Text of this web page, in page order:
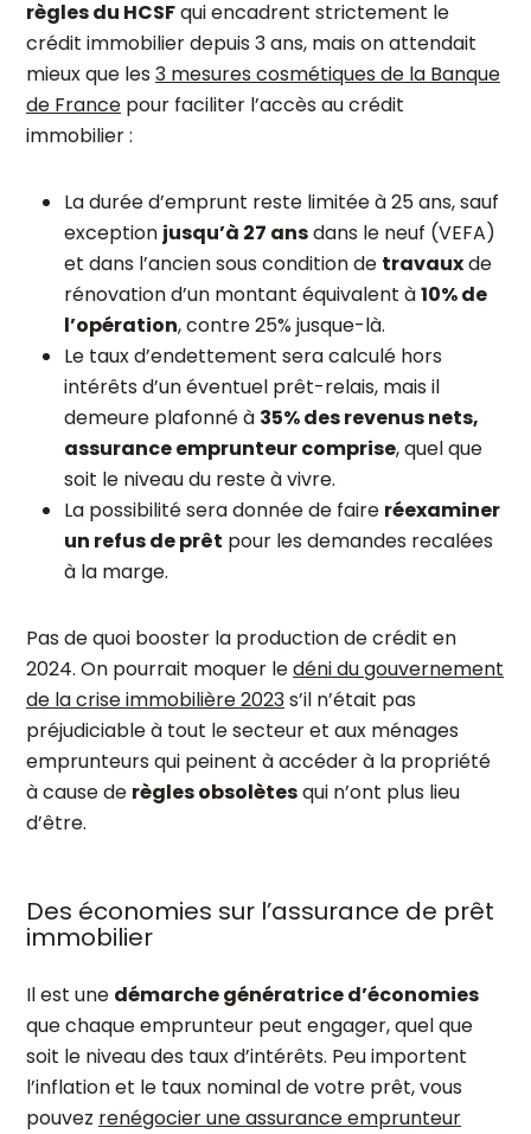
règles du HCSFqui encadrent strictement le
crédit immobilier depuis 3 ans, mais on attendait
mieux que les3 mesures cosmétiques de la Banque
de France pour faciliter l’accès au crédit
immobilier :
La durée d’emprunt reste limitée à 25 ans, sauf
exception jusqu’à 27 ansdans le neuf (VEFA)
et dans l’ancien sous condition de travauxde
rénovation d’un montant équivalent à10% de
l’opération, contre 25% jusque-là.
Le taux d’endettement sera calculé hors
intérêts d’un éventuel prêt-relais, mais il
demeure plafonné à 35% des revenus nets,
assurance emprunteur comprise, quel que
soit le niveau du reste à vivre.
La possibilité sera donnée de faire réexaminer
un refus de prêt pour les demandes recalées
à la marge.
Pas de quoi booster la production de crédit en
2024. On pourrait moquer ledéni du gouvernement
de la crise immobilière 2023s’il n’était pas
préjudiciable à tout le secteur et aux ménages
emprunteurs qui peinent à accéder à la propriété
à cause de règles obsolètesqui n’ont plus lieu
d’être.
Des économies sur l’assurance de prêt
immobilier
Il est une démarche génératrice d’économies
que chaque emprunteur peut engager, quel que
soit le niveau des taux d’intérêts. Peu importent
l’inflation et le taux nominal de votre prêt, vous
pouvez renégocier une assurance emprunteur